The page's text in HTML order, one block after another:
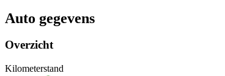
Auto gegevens
Overzicht
Kilometerstand